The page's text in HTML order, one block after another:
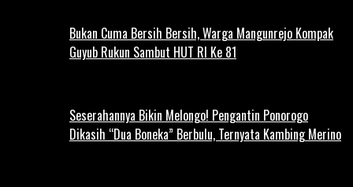
Bukan Cuma Bersih Bersih, Warga Mangunrejo Kompak
Guyub Rukun Sambut HUT RI Ke 81
Seserahannya Bikin Melongo! Pengantin Ponorogo
Dikasih “Dua Boneka” Berbulu, Ternyata Kambing Merino